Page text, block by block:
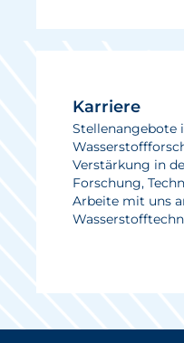
Karriere
Stellenangebote
Verstärkung in
Forschung,
Arbeite mit uns